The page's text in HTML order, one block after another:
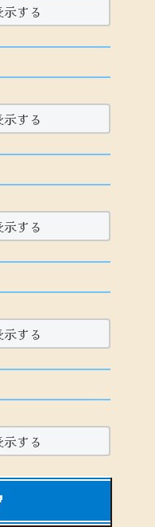
する
する
する
する
する